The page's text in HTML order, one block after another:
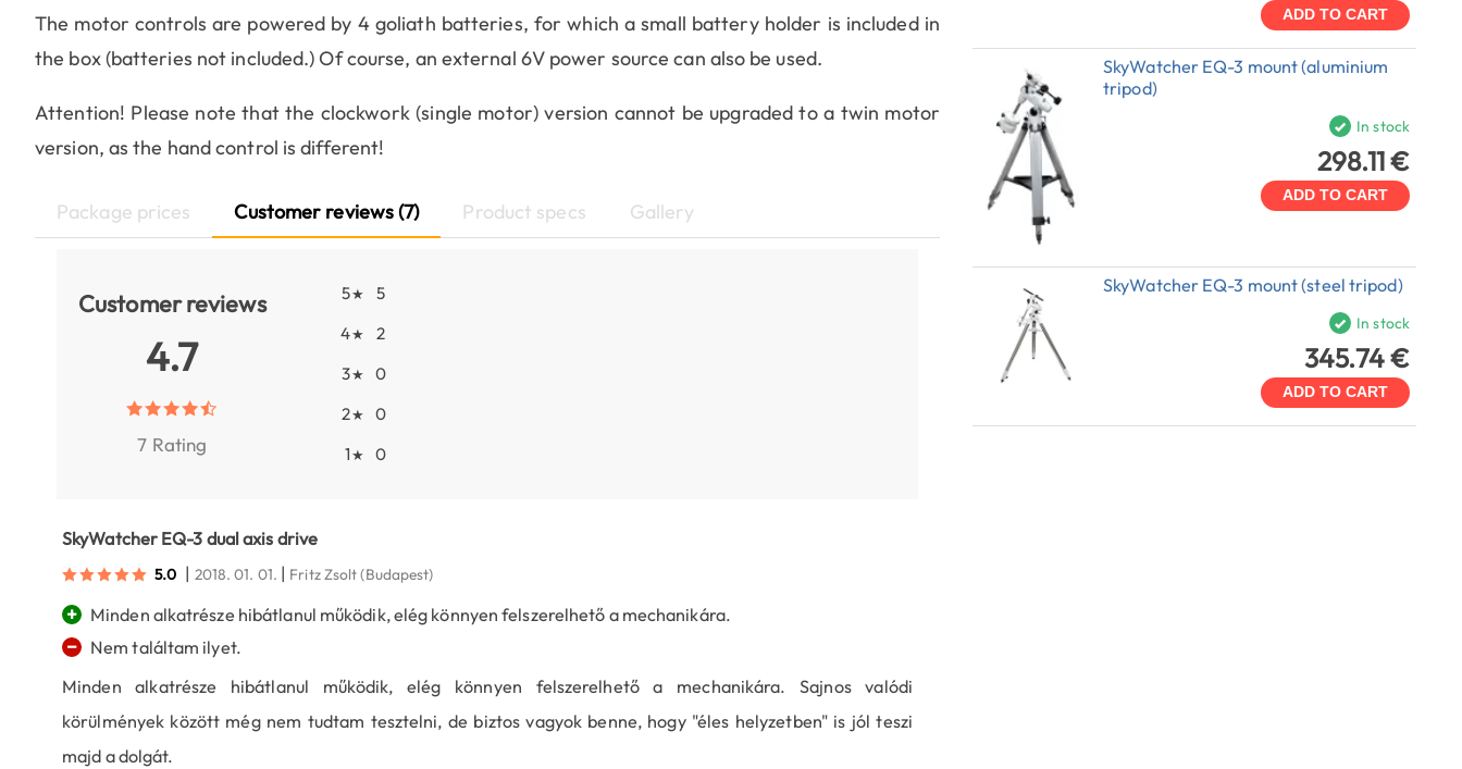
The motor controls are powered by 4 goliath batteries, for which a small battery holder is included in
the box (batteries not included.) Of course, an external 6V power source can also be used.
Attention! Please note that the clockwork (single motor) version cannot be upgraded to a twin motor
version, as the hand control is different!
Package prices Customer reviews (7) Product specs Gallery
Customer reviews
4.7
7 Rating
5★
5
4★
2
3★
0
2★
0
1★ 0
SkyWatcher EQ-3 dual axis drive
5.0 | 2018. 01. 01. | Fritz Zsolt(Budapest)
+ Minden alkatrésze hibátlanul működik, elég könnyen felszerelhető a mechanikára.
−
Nem találtam ilyet.
Minden alkatrésze hibátlanul működik, elég könnyen felszerelhető a mechanikára. Sajnos valódi
körülmények között még nem tudtam tesztelni, de biztos vagyok benne, hogy "éles helyzetben" is jól teszi
majd a dolgát.
ADD TO CART
SkyWatcher EQ-3 mount (aluminium
tripod)
In stock
298.11 €
ADD TO CART
SkyWatcher EQ-3 mount (steel tripod)
In stock
345.74 €
ADD TO CART